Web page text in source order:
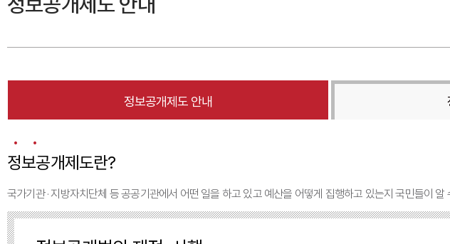
호서학원
오시는길
발전기금
정보공개제도 안내
정보공개제도란?
국가기관 · 지방자치단체 등 공공기관에서 어떤 일을 하고 있고 예산을 어떻게 집행하고 있는지 국민들이